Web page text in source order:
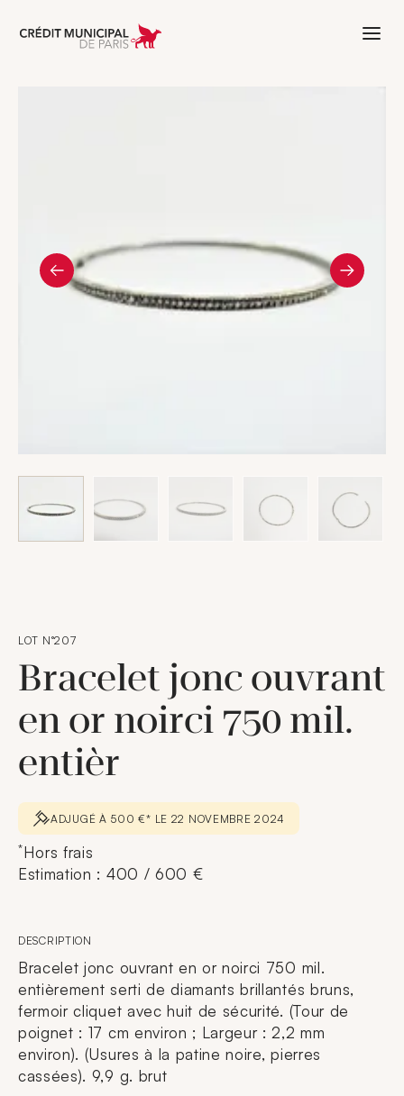
Aller à l'accueil de Crédit Municipal
LOT N°207
Bracelet jonc ouvrant
en or noirci 750 mil.
entièr
ADJUGÉ À 500 €* LE 22 NOVEMBRE 2024
*Hors frais
Estimation : 400 / 600 €
DESCRIPTION
Bracelet jonc ouvrant en or noirci 750 mil.
entièrement serti de diamants brillantés bruns,
fermoir cliquet avec huit de sécurité. (Tour de
poignet : 17 cm environ ; Largeur : 2,2 mm
environ). (Usures à la patine noire, pierres
cassées). 9,9 g. brut